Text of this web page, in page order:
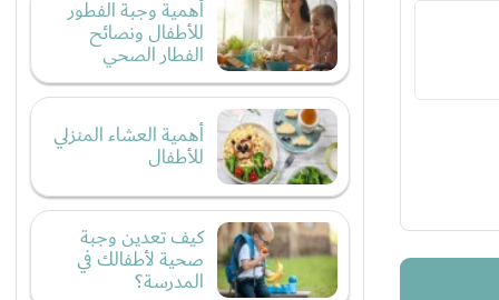
أهمية وجبة الفطور
للأطفال ونصائح
الفطار الصحي
أهمية العشاء المنزلي
للأطفال
كيف تعدين وجبة
صحية لأطفالك في
المدرسة؟